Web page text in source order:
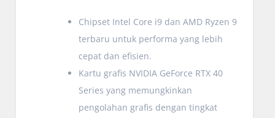
Chipset Intel Core i9 dan AMD Ryzen 9
terbaru untuk performa yang lebih
cepat dan efisien.
Kartu grafis NVIDIA GeForce RTX 40
Series yang memungkinkan
pengolahan grafis dengan tingkat